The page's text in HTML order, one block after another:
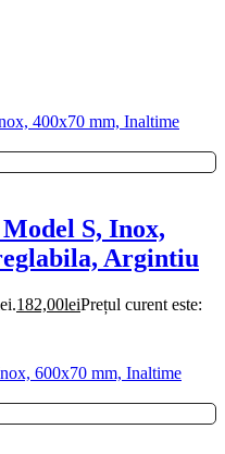
S, Inox,
Argintiu
182,00leiPrețul curent este: